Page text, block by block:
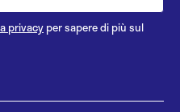
privacy per sapere di più sul